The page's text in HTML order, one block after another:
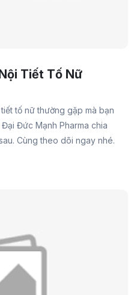
Tiết Tố Nữ
tố nữ thường gặp mà bạn
Đức Mạnh Pharma chia
Cùng theo dõi ngay nhé.